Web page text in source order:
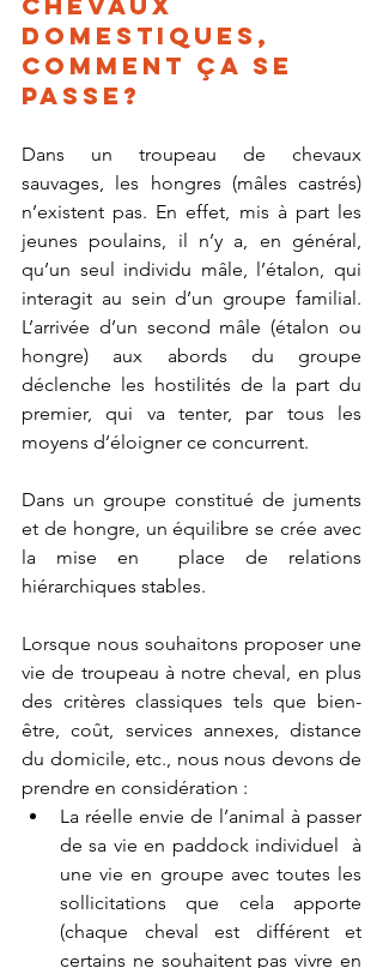
domestiques,
comment ça se
passe?
Dans un troupeau de chevaux
sauvages, les hongres (mâles castrés)
n’existent pas. En effet, mis à part les
jeunes poulains, il n’y a, en général,
qu’un seul individu mâle, l’étalon, qui
interagit au sein d’un groupe familial.
L’arrivée d’un second mâle (étalon ou
hongre) aux abords du groupe
déclenche les hostilités de la part du
premier, qui va tenter, par tous les
moyens d’éloigner ce concurrent.
Dans un groupe constitué de juments
et de hongre, un équilibre se crée avec
la mise en  place de relations
hiérarchiques stables.
Lorsque nous souhaitons proposer une
vie de troupeau à notre cheval, en plus
des critères classiques tels que bien-
être, coût, services annexes, distance
du domicile, etc., nous nous devons de
prendre en considération :
La réelle envie de l’animal à passer
de sa vie en paddock individuel  à
une vie en groupe avec toutes les
sollicitations que cela apporte
(chaque cheval est différent et
certains ne souhaitent pas vivre en